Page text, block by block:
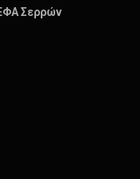
Σερρών